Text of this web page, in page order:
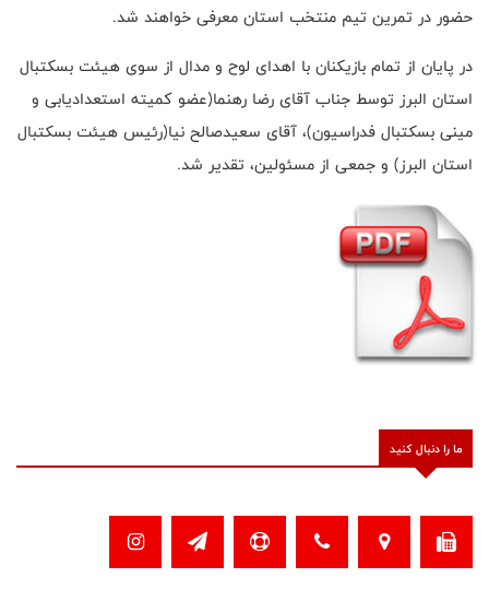
حضور در تمرین تیم منتخب استان معرفی خواهند شد.
در پایان از تمام بازیکنان با اهدای لوح و مدال از سوی هیئت بسکتبال
استان البرز توسط جناب آقای رضا رهنما(عضو کمیته استعدادیابی و
مینی بسکتبال فدراسیون)، آقای سعیدصالح نیا(رئیس هیئت بسکتبال
استان البرز) و جمعی از مسئولین، تقدیر شد.
ما را دنبال کنید